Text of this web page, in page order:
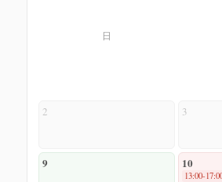
日
2 3
9 10
13:00-